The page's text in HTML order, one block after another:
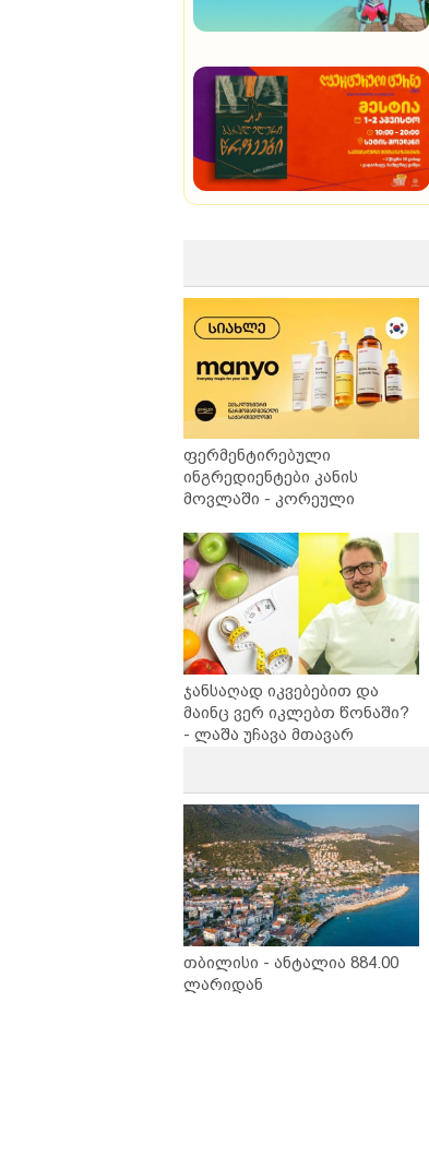
ფერმენტირებული
ინგრედიენტები კანის
მოვლაში - კორეული
საქართველოშია
ჯანსაღად იკვებებით და
მაინც ვერ იკლებთ წონაში?
- ლაშა უჩავა მთავარ
თბილისი - ანტალია 884.00
ლარიდან